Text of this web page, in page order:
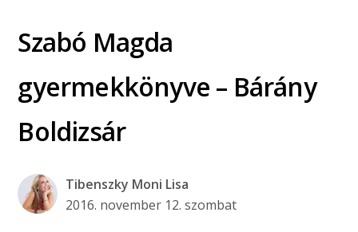
Szabó Magda
gyermekkönyve – Bárány
Boldizsár
Tibenszky Moni Lisa
2016. november 12. szombat